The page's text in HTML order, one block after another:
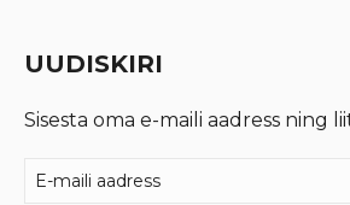
UUDISKIRI
Sisesta oma e-maili aadress ning